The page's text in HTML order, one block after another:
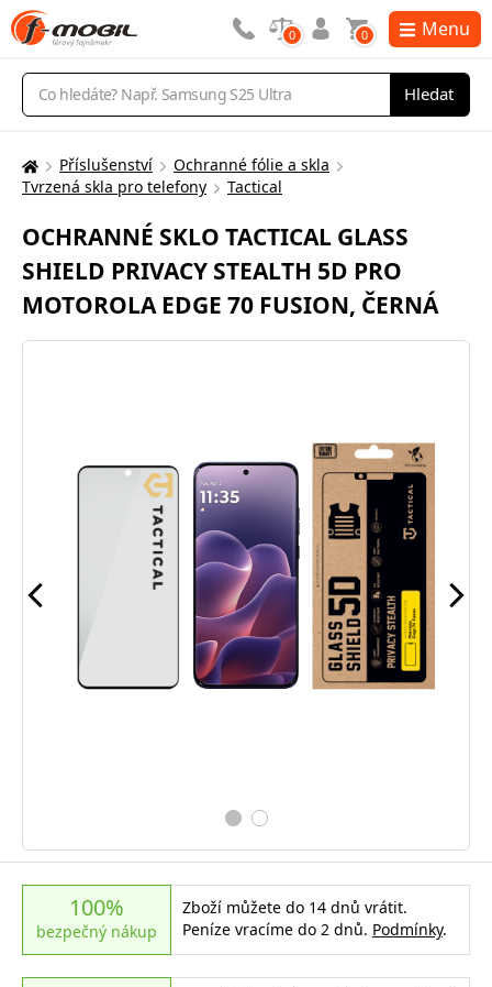
Vyhledávání
Hledat
0 0 Menu
Zde
nacházíte:
Příslušenství
Ochranné fólie a skla
Tvrzená skla pro telefony
Tactical
OCHRANNÉ SKLO TACTICAL GLASS
SHIELD PRIVACY STEALTH 5D PRO
MOTOROLA EDGE 70 FUSION, ČERNÁ
100%
bezpečný nákup
Zboží můžete do 14 dnů vrátit.
Peníze vracíme do 2 dnů. Podmínky.